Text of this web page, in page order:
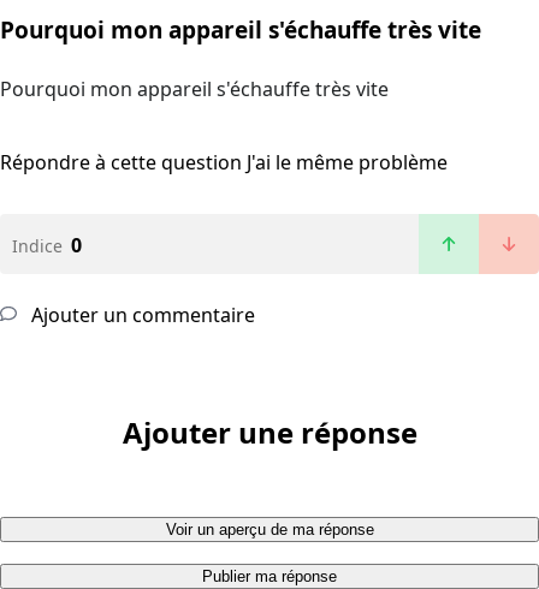
Pourquoi mon appareil s'échauffe très vite
Pourquoi mon appareil s'échauffe très vite
Répondre à cette question J'ai le même problème
Indice 0
Ajouter un commentaire
Ajouter une réponse
Voir un aperçu de ma réponse
Publier ma réponse